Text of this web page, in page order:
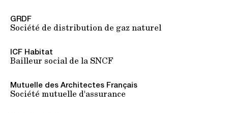
GRDF
Société de distribution de gaz naturel
ICF Habitat
Bailleur social de la SNCF
Mutuelle des Architectes Français
Société mutuelle d'assurance